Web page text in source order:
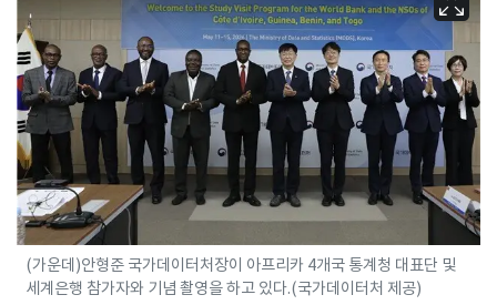
(가운데)안형준 국가데이터처장이 아프리카 4개국 통계청 대표단 및
세계은행 참가자와 기념 촬영을 하고 있다.(국가데이터처 제공)